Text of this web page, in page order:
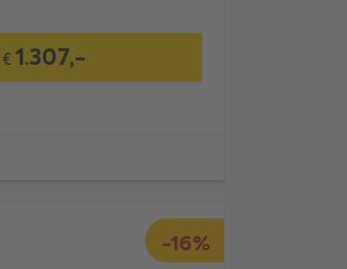
1.307,-
-16%